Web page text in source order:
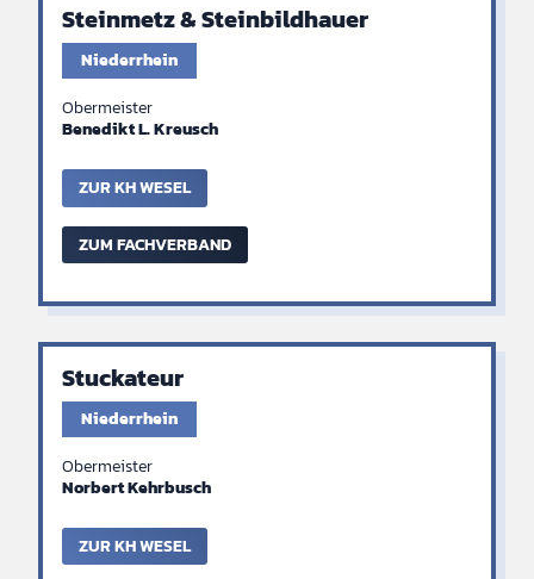
Steinmetz & Steinbildhauer
Niederrhein
Obermeister
Benedikt L. Kreusch
ZUR KH WESEL
ZUM FACHVERBAND
Stuckateur
Niederrhein
Obermeister
Norbert Kehrbusch
ZUR KH WESEL